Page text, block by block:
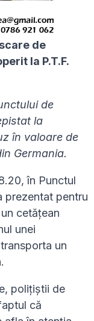
de
la P.T.F.
de
la
în valoare de
Germania.
în Punctul
prezentat pentru
cetățean
unei
un
polițiștii de
că